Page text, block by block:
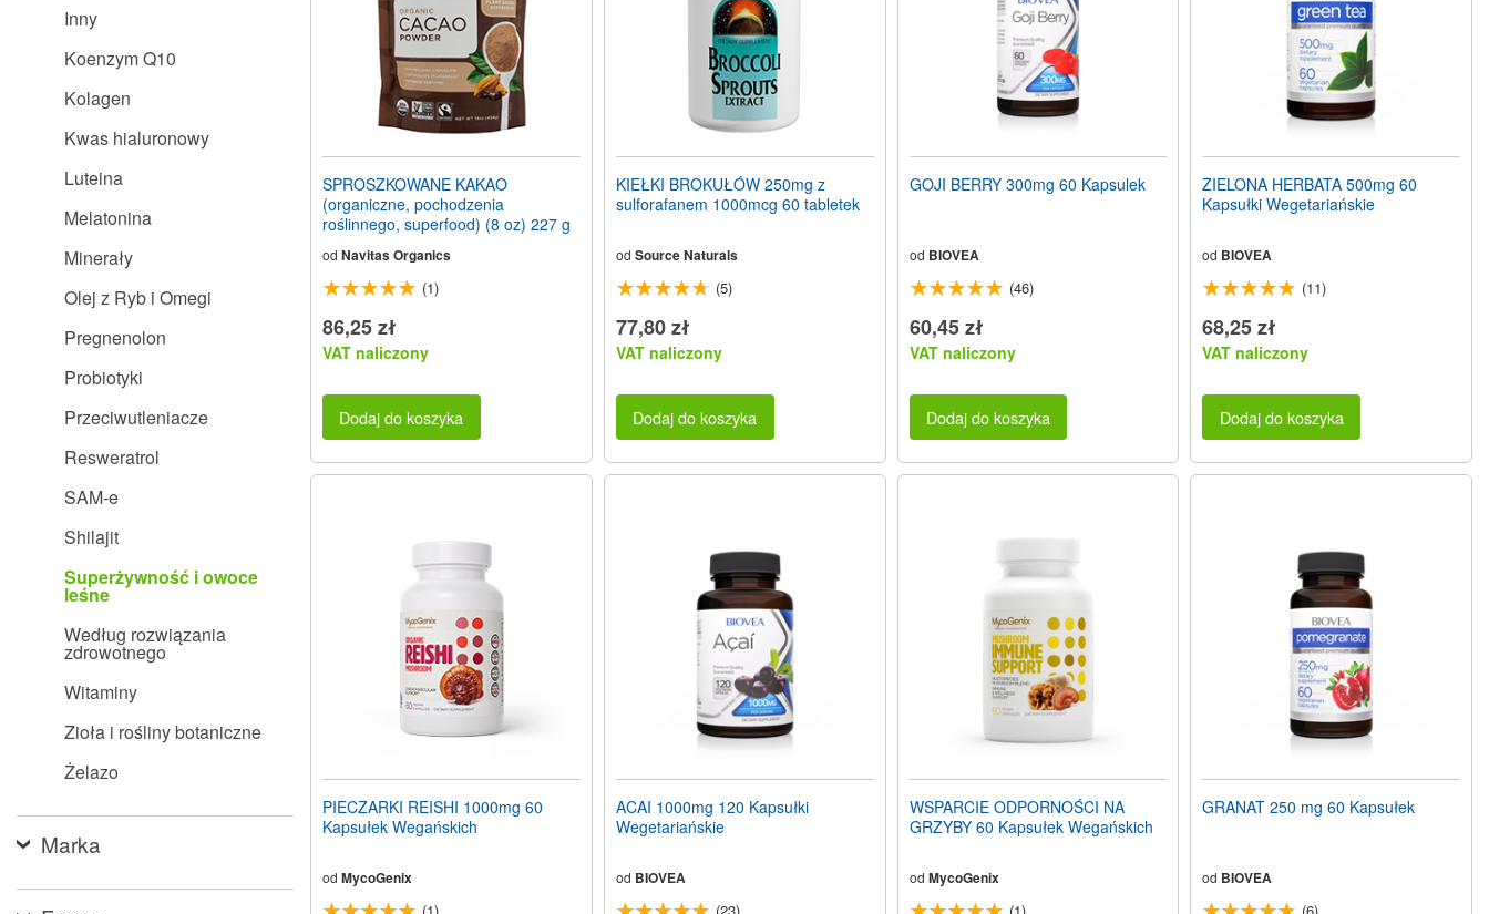
Inny
Koenzym Q10
Kolagen
Kwas hialuronowy
Luteina
Melatonina
Minerały
Olej z Ryb i Omegi
Pregnenolon
Probiotyki
Przeciwutleniacze
Resweratrol
SAM-e
Shilajit
Superżywność i owoce
leśne
Według rozwiązania
zdrowotnego
Witaminy
Zioła i rośliny botaniczne
Żelazo
Marka
SPROSZKOWANE KAKAO
(organiczne, pochodzenia
roślinnego, superfood) (8 oz) 227 g
od Navitas Organics
(1)
86,25 zł
VAT naliczony
Dodaj do koszyka
KIEŁKI BROKUŁÓW 250mg z
sulforafanem 1000mcg 60 tabletek
od Source Naturals
(5)
77,80 zł
VAT naliczony
Dodaj do koszyka
GOJI BERRY 300mg 60 Kapsulek
od BIOVEA
(46)
60,45 zł
VAT naliczony
Dodaj do koszyka
ZIELONA HERBATA 500mg 60
Kapsułki Wegetariańskie
od BIOVEA
(11)
68,25 zł
VAT naliczony
Dodaj do koszyka
PIECZARKI REISHI 1000mg 60
Kapsułek Wegańskich
od MycoGenix
ACAI 1000mg 120 Kapsułki
Wegetariańskie
od BIOVEA
WSPARCIE ODPORNOŚCI NA
GRZYBY 60 Kapsułek Wegańskich
od MycoGenix
GRANAT 250 mg 60 Kapsułek
od BIOVEA